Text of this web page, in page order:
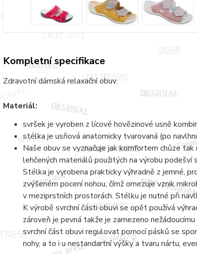
Kompletní specifikace
Zdravotní dámská relaxační obuv.
Materiál:
svršek je vyroben z lícové hovězinové usně
stélka je usňová anatomicky tvarovaná (po
Naše obuv se vyznačuje jak komfortem chůze
lehčených materiálů použitých na výrobu
Stélka je vyrobena prakticky výhradně z jemné,
zvýšeném pocení nohou, čímž omezuje vznik
v meziprstních prostorách. Stélku je nutné při
K výrobě svrchní části obuvi se opět používá
zároveň je pevná takže je zamezeno
svrchní část obuvi regulovat pomocí pásků se
nohy, a to i u nestandartní výšky a tvaru nártu,